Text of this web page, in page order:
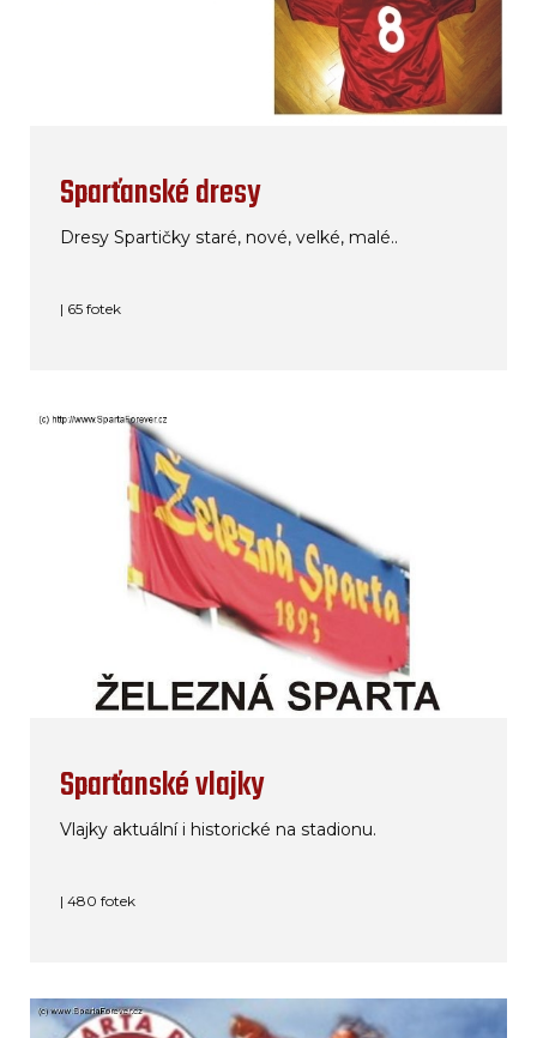
Sparťanské dresy
Dresy Spartičky staré, nové, velké, malé..
| 65 fotek
Sparťanské vlajky
Vlajky aktuální i historické na stadionu.
| 480 fotek